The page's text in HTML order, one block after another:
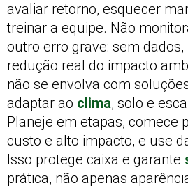
avaliar retorno, esquecer
treinar a equipe. Não
outro erro grave: sem
redução real do impacto
não se envolva com
adaptar ao clima, solo e
Planeje em etapas, comece
custo e alto impacto, e use
Isso protege caixa e garante
prática, não apenas